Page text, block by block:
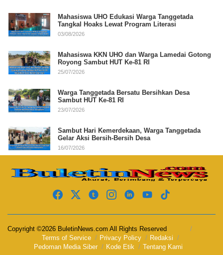
Mahasiswa UHO Edukasi Warga Tanggetada
Tangkal Hoaks Lewat Program Literasi
03/08/2026
Mahasiswa KKN UHO dan Warga Lamedai Gotong
Royong Sambut HUT Ke-81 RI
25/07/2026
Warga Tanggetada Bersatu Bersihkan Desa
Sambut HUT Ke-81 RI
23/07/2026
Sambut Hari Kemerdekaan, Warga Tanggetada
Gelar Aksi Bersih-Bersih Desa
16/07/2026
Copyright ©2026 BuletinNews.com All Rights Reserved
Terms of Service
Privacy Policy
Redaksi
Pedoman Media Siber
Kode Etik Tentang Kami